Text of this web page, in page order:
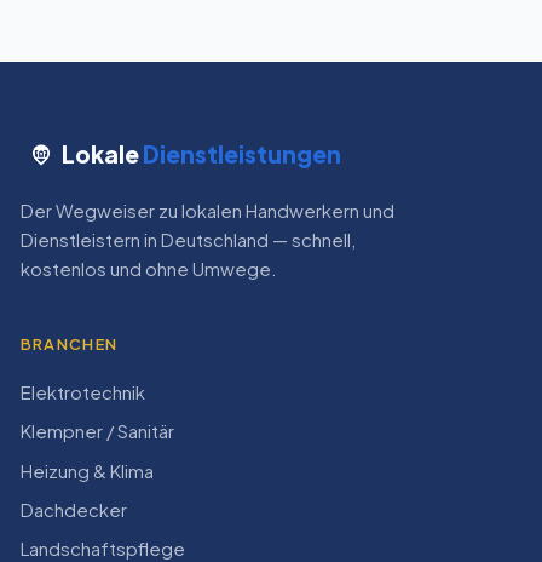
LokaleDienstleistungen
Der Wegweiser zu lokalen Handwerkern und
Dienstleistern in Deutschland — schnell,
kostenlos und ohne Umwege.
BRANCHEN
Elektrotechnik
Klempner / Sanitär
Heizung & Klima
Dachdecker
Landschaftspflege